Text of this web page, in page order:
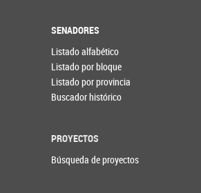
SENADORES
Listado alfabético
Listado por bloque
Listado por provincia
Buscador histórico
PROYECTOS
Búsqueda de proyectos